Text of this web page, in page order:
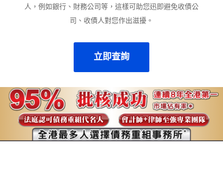
人，例如銀行、財務公司等，這樣可助您迅即避免收債公
司、收債人對您作出滋擾。
立即查詢